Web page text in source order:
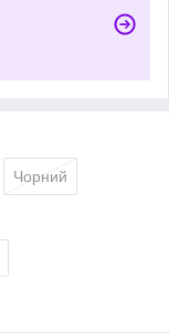
Чорний